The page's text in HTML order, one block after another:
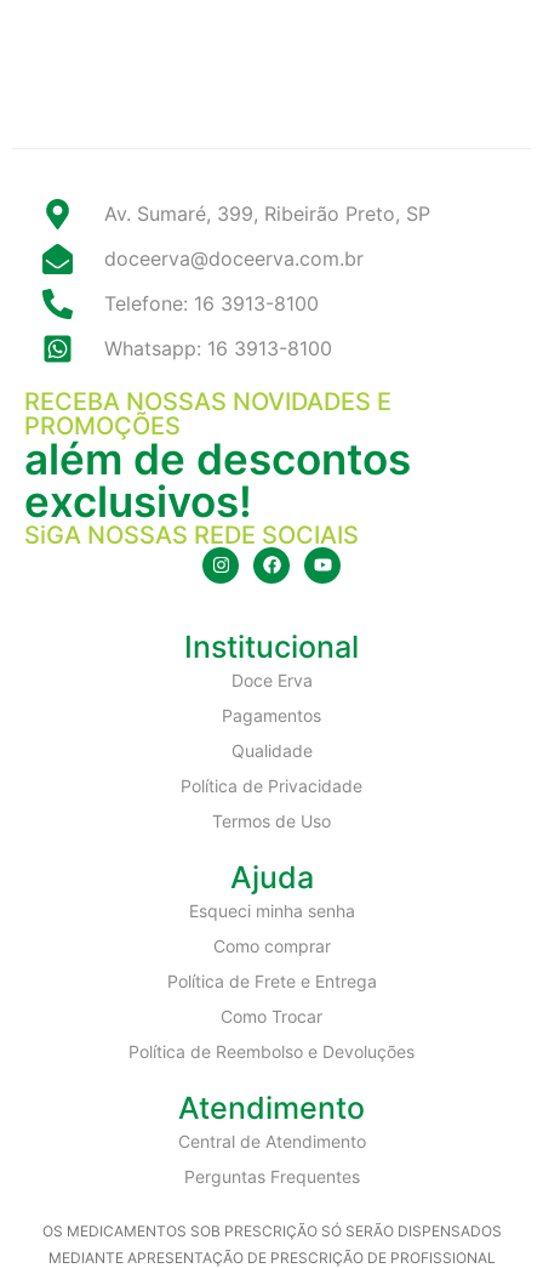
Av. Sumaré, 399, Ribeirão Preto, SP
doceerva@doceerva.com.br
Telefone: 16 3913-8100
Whatsapp: 16 3913-8100
RECEBA NOSSAS NOVIDADES E
PROMOÇÕES
além de descontos
exclusivos!
SiGA NOSSAS REDE SOCIAIS
Institucional
Doce Erva
Pagamentos
Qualidade
Política de Privacidade
Termos de Uso
Ajuda
Esqueci minha senha
Como comprar
Política de Frete e Entrega
Como Trocar
Política de Reembolso e Devoluções
Atendimento
Central de Atendimento
Perguntas Frequentes
OS MEDICAMENTOS SOB PRESCRIÇÃO SÓ SERÃO DISPENSADOS
MEDIANTE APRESENTAÇÃO DE PRESCRIÇÃO DE PROFISSIONAL